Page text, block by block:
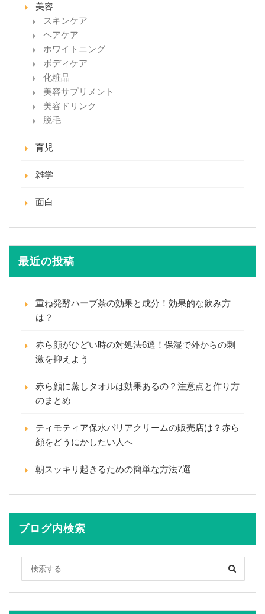
美容
スキンケア
ヘアケア
ホワイトニング
ボディケア
化粧品
美容サプリメント
美容ドリンク
脱毛
育児
雑学
面白
最近の投稿
重ね発酵ハーブ茶の効果と成分！効果的な飲み方
は？
赤ら顔がひどい時の対処法6選！保湿で外からの刺
激を抑えよう
赤ら顔に蒸しタオルは効果あるの？注意点と作り方
のまとめ
ティモティア保水バリアクリームの販売店は？赤ら
顔をどうにかしたい人へ
朝スッキリ起きるための簡単な方法7選
ブログ内検索